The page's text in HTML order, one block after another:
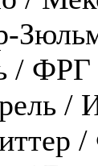
/ ФРГ
/